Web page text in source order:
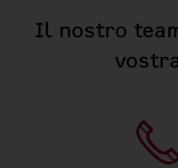
Il nostro